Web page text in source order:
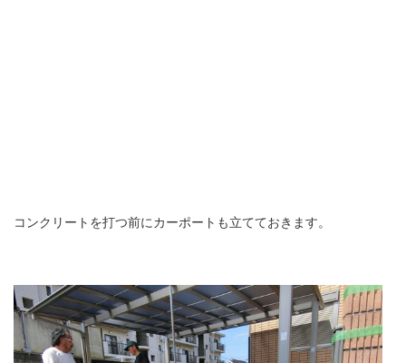
コンクリートを打つ前にカーポートも立てておきます。